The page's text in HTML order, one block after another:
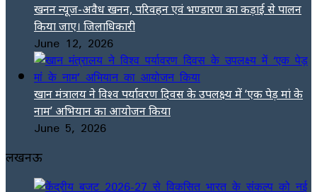
खनन न्यूज-अवैध खनन, परिवहन एवं भण्डारण का कड़ाई से पालन
किया जाए। जिलाधिकारी
June 12, 2026
खान मंत्रालय ने विश्व पर्यावरण दिवस के उपलक्ष्य में ‘एक पेड़ मां के
नाम’ अभियान का आयोजन किया
June 5, 2026
लखनऊ